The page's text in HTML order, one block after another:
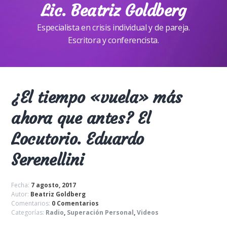
Lic. Beatriz Goldberg
Especialista en crisis individual y de pareja.
Escritora y conferencista.
¿El tiempo «vuela» más
ahora que antes? El
Locutorio. Eduardo
Serenellini
Fecha: 7 agosto, 2017
Autor: Beatriz Goldberg
Comentarios: 0 Comentarios
Categorías: Radio, Superación Personal,Videos